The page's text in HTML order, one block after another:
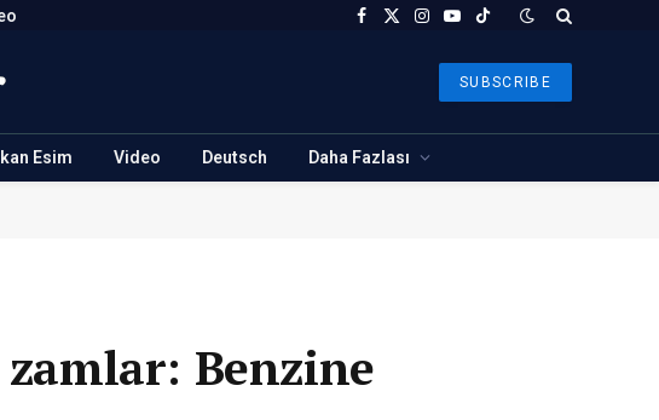
Facebook
X
Instagram
YouTubeTikTok
SUBSCRIBE
Esim Video Deutsch Daha Fazlası
Benzine